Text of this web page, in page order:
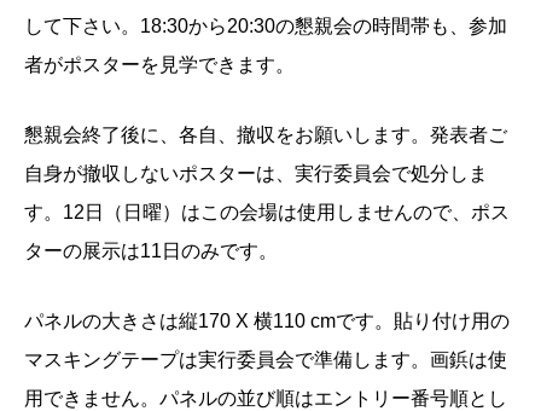
して下さい。18:30から20:30の懇親会の時間帯も、参加
者がポスターを見学できます。
懇親会終了後に、各自、撤収をお願いします。発表者ご
自身が撤収しないポスターは、実行委員会で処分しま
す。12日（日曜）はこの会場は使用しませんので、ポス
ターの展示は11日のみです。
パネルの大きさは縦170 X 横110 cmです。貼り付け用の
マスキングテープは実行委員会で準備します。画鋲は使
用できません。パネルの並び順はエントリー番号順とし